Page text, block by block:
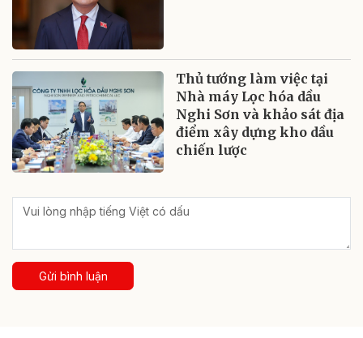
Thủ tướng làm việc tại
Nhà máy Lọc hóa dầu
Nghi Sơn và khảo sát địa
điểm xây dựng kho dầu
chiến lược
Gửi bình luận